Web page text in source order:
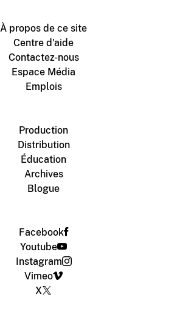
À propos de ce site
Centre d'aide
Contactez-nous
Espace Média
Emplois
Production
Distribution
Éducation
Archives
Blogue
Facebook
Youtube
Instagram
Vimeo
X